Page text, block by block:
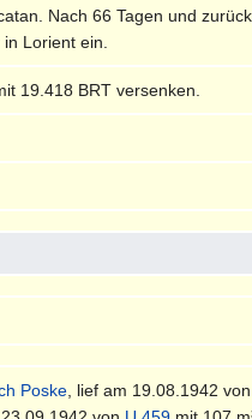
Nach 66 Tagen und
Lorient ein.
19.418 BRT versenken.
Poske , lief am 19.08.1942